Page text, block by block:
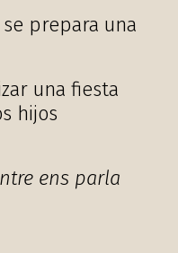
prepara una
una fiesta
hijos
ens parla